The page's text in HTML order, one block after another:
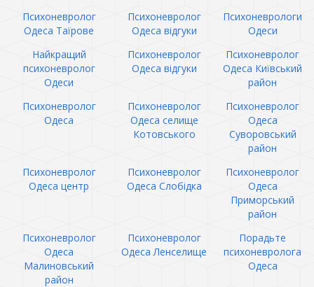
Психоневролог
Одеса Таїрове
Психоневролог
Одеса відгуки
Психоневрологи
Одеси
Найкращий
психоневролог
Одеси
Психоневролог
Одеса відгуки
Психоневролог
Одеса Київський
район
Психоневролог
Одеса
Психоневролог
Одеса селище
Котовського
Психоневролог
Одеса
Суворовський
район
Психоневролог
Одеса центр
Психоневролог
Одеса Слобідка
Психоневролог
Одеса
Приморський
район
Психоневролог
Одеса
Малиновський
район
Психоневролог
Одеса Ленселище
Порадьте
психоневролога
Одеса